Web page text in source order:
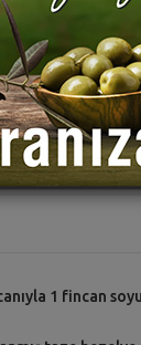
TARİFİ PAYLAŞ
1 fincan